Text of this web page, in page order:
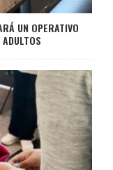
UN OPERATIVO